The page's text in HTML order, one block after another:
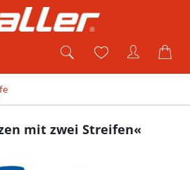
mit zwei Streifen«